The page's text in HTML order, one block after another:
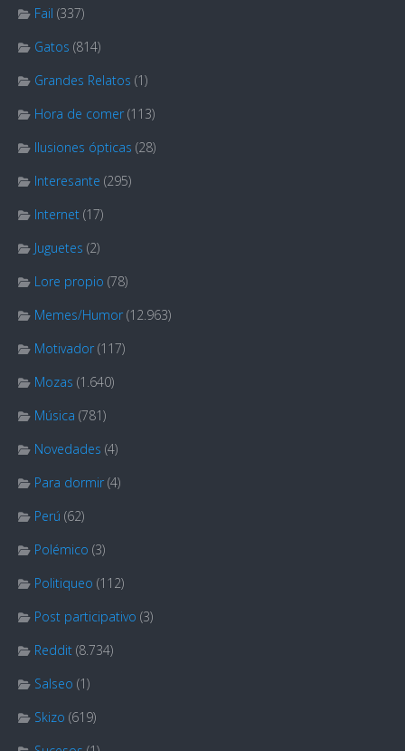
Fail (337)
Gatos (814)
Grandes Relatos (1)
Hora de comer (113)
Ilusiones ópticas (28)
Interesante (295)
Internet (17)
Juguetes (2)
Lore propio (78)
Memes/Humor (12.963)
Motivador (117)
Mozas (1.640)
Música (781)
Novedades (4)
Para dormir (4)
Perú (62)
Polémico (3)
Politiqueo (112)
Post participativo (3)
Reddit (8.734)
Salseo (1)
Skizo (619)